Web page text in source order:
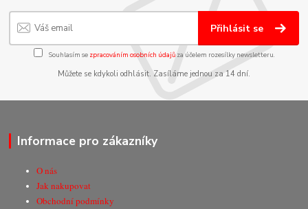
Přihlásit se
Souhlasím se zpracováním osobních údajůza účelem rozesílky newsletteru.
Můžete se kdykoli odhlásit. Zasíláme jednou za 14 dní.
Informace pro zákazníky
O nás
Jak nakupovat
Obchodní podmínky